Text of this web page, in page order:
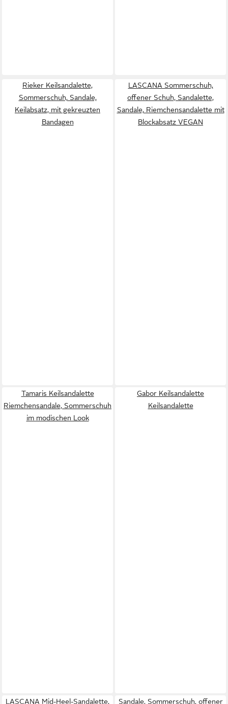
Rieker Keilsandalette,
Sommerschuh, Sandale,
Keilabsatz, mit gekreuzten
Bandagen
LASCANA Sommerschuh,
offener Schuh, Sandalette,
Sandale, Riemchensandalette mit
Blockabsatz VEGAN
Tamaris Keilsandalette
Riemchensandale, Sommerschuh
im modischen Look
Gabor Keilsandalette
Keilsandalette
LASCANA Mid-Heel-Sandalette,
Sandale, Sommerschuh, offener